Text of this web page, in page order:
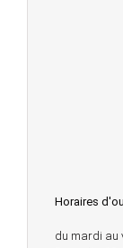
Horaires
du mardi au